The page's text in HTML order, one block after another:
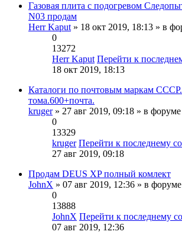
Газовая плита с подогревом
N03 продам
Herr Kaput » 18 окт 2019, 18:13 » в
0
13272
Herr Kaput Перейти к
18 окт 2019, 18:13
Каталоги по почтовым маркам
тома.600+почта.
kruger» 27 авг 2019, 09:18 » в форуме
0
13329
kruger Перейти к последнему
27 авг 2019, 09:18
Продам DEUS XP полный комлект
JohnX » 07 авг 2019, 12:36 » в форуме
0
13888
JohnX Перейти к последнему
07 авг 2019, 12:36